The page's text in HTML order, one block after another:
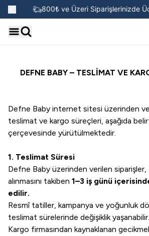
800₺ ve Üzeri Siparişlerinizde
DEFNE BABY – TESLİMAT VE
Defne Baby internet sitesi üzerinden
teslimat ve kargo süreçleri, aşağıda
çerçevesinde yürütülmektedir.
1. Teslimat Süresi
Defne Baby üzerinden verilen siparişler,
alınmasını takiben 1–3 iş günü
edilir.
Resmî tatiller, kampanya ve yoğunluk
teslimat sürelerinde değişiklik yaşanabilir.
Kargo firmasından kaynaklanan